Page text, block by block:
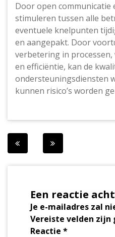
Door open communicatie
stimuleren tussen alle
eventuele knelpunten
en aangepakt. Door
verbetering in
en efficiëntie, kan de
ondersteuningsdiensten
kunnen risico’s worden
Een reactie
Je e-mailadres zal
Vereiste velden
Reactie *